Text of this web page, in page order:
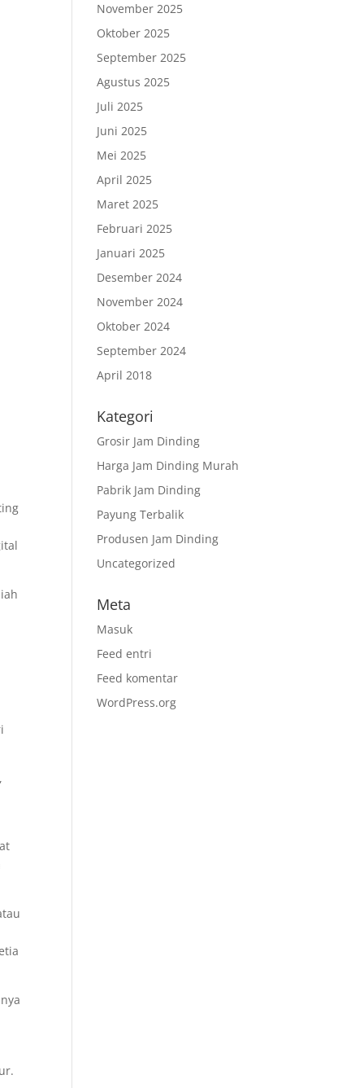
November 2025
Oktober 2025
September 2025
Agustus 2025
Juli 2025
Juni 2025
Mei 2025
April 2025
Maret 2025
Februari 2025
Januari 2025
Desember 2024
November 2024
Oktober 2024
September 2024
April 2018
Kategori
Grosir Jam Dinding
Harga Jam Dinding Murah
Pabrik Jam Dinding
Payung Terbalik
Produsen Jam Dinding
Uncategorized
Meta
Masuk
Feed entri
Feed komentar
WordPress.org